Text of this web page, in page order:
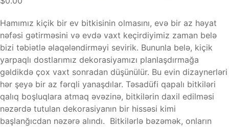
Hamımız kiçik bir ev bitkisinin olmasını, evə bir az həyat
nəfəsi gətirməsini və evdə vaxt keçirdiyimiz zaman belə
bizi təbiətlə əlaqələndirməyi sevirik. Bununla belə, kiçik
yarpaqlı dostlarımız dekorasiyamızı planlaşdırmağa
gəldikdə çox vaxt sonradan düşünülür. Bu evin dizaynerləri
hər şeyə bir az fərqli yanaşdılar. Təsadüfi qapalı bitkiləri
qalıq boşluqlara atmaq əvəzinə, bitkilərin daxil edilməsi
nəzərdə tutulan dekorasiyanın bir hissəsi kimi
başlanğıcdan nəzərə alındı. Bitkilərlə bəzəmək, onların